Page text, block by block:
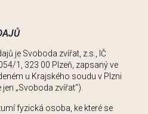
je Svoboda zvířat, z.s., IČ
1, 323 00 Plzeň, zapsaný ve
u Krajského soudu v Plzni
„Svoboda zvířat“).
fyzická osoba, ke které se